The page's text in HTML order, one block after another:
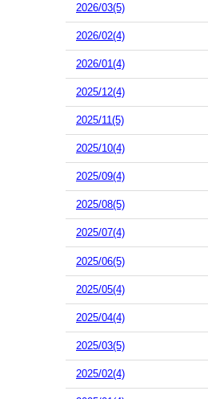
2026/03(5)
2026/02(4)
2026/01(4)
2025/12(4)
2025/11(5)
2025/10(4)
2025/09(4)
2025/08(5)
2025/07(4)
2025/06(5)
2025/05(4)
2025/04(4)
2025/03(5)
2025/02(4)